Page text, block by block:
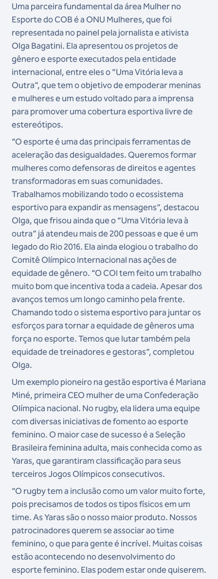
Uma parceira fundamental da área Mulher no
Esporte do COB é a ONU Mulheres, que foi
representada no painel pela jornalista e ativista
Olga Bagatini. Ela apresentou os projetos de
gênero e esporte executados pela entidade
internacional, entre eles o “Uma Vitória leva a
Outra”, que tem o objetivo de empoderar meninas
e mulheres e um estudo voltado para a imprensa
para promover uma cobertura esportiva livre de
estereótipos.
“O esporte é uma das principais ferramentas de
aceleração das desigualdades. Queremos formar
mulheres como defensoras de direitos e agentes
transformadoras em suas comunidades.
Trabalhamos mobilizando todo o ecossistema
esportivo para expandir as mensagens”, destacou
Olga, que frisou ainda que o “Uma Vitória leva à
outra” já atendeu mais de 200 pessoas e que é um
legado do Rio 2016. Ela ainda elogiou o trabalho do
Comitê Olímpico Internacional nas ações de
equidade de gênero. “O COI tem feito um trabalho
muito bom que incentiva toda a cadeia. Apesar dos
avanços temos um longo caminho pela frente.
Chamando todo o sistema esportivo para juntar os
esforços para tornar a equidade de gêneros uma
força no esporte. Temos que lutar também pela
equidade de treinadores e gestoras”, completou
Olga.
Um exemplo pioneiro na gestão esportiva é Mariana
Miné, primeira CEO mulher de uma Confederação
Olímpica nacional. No rugby, ela lidera uma equipe
com diversas iniciativas de fomento ao esporte
feminino. O maior case de sucesso é a Seleção
Brasileira feminina adulta, mais conhecida como as
Yaras, que garantiram classificação para seus
terceiros Jogos Olímpicos consecutivos.
“O rugby tem a inclusão como um valor muito forte,
pois precisamos de todos os tipos físicos em um
time. As Yaras são o nosso maior produto. Nossos
patrocinadores querem se associar ao time
feminino, o que para gente é incrível. Muitas coisas
estão acontecendo no desenvolvimento do
esporte feminino. Elas podem estar onde quiserem.